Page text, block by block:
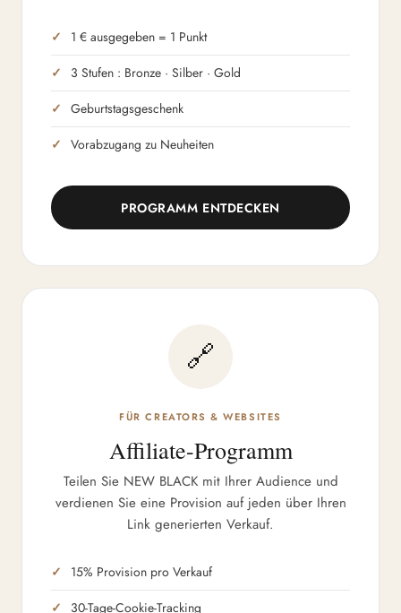
1 € ausgegeben = 1 Punkt
3 Stufen : Bronze · Silber · Gold
Geburtstagsgeschenk
Vorabzugang zu Neuheiten
PROGRAMM ENTDECKEN
🔗
FÜR CREATORS & WEBSITES
Affiliate-Programm
Teilen Sie NEW BLACK mit Ihrer Audience und
verdienen Sie eine Provision auf jeden über Ihren
Link generierten Verkauf.
15% Provision pro Verkauf
30-Tage-Cookie-Tracking